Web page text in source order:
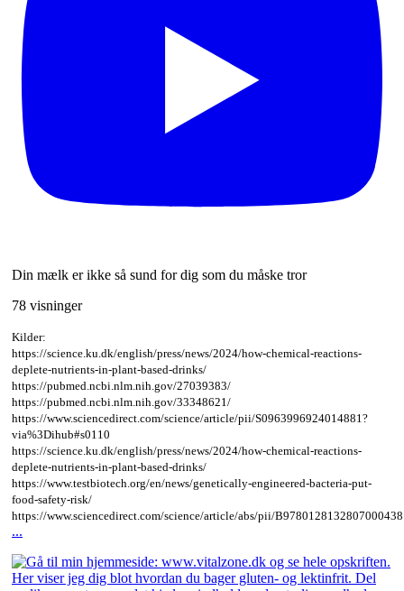
Din mælk er ikke så sund for dig som du måske tror
78 visninger
Kilder:
https://science.ku.dk/english/press/news/2024/how-chemical-reactions-
deplete-nutrients-in-plant-based-drinks/
https://pubmed.ncbi.nlm.nih.gov/27039383/
https://pubmed.ncbi.nlm.nih.gov/33348621/
https://www.sciencedirect.com/science/article/pii/S0963996924014881?
via%3Dihub#s0110
https://science.ku.dk/english/press/news/2024/how-chemical-reactions-
deplete-nutrients-in-plant-based-drinks/
https://www.testbiotech.org/en/news/genetically-engineered-bacteria-put-
food-safety-risk/
https://www.sciencedirect.com/science/article/abs/pii/B9780128132807000438
...